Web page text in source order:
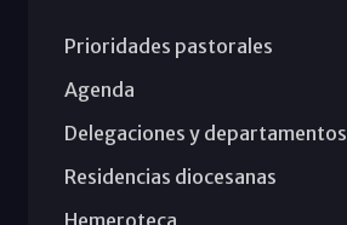
Prioridades pastorales
Agenda
Delegaciones y departamentos
Residencias diocesanas